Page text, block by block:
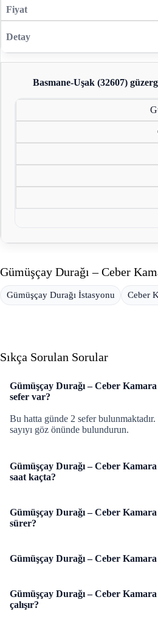
Basmane-Uşak (32607)
Gümüşçay Durağı – Ceber
Gümüşçay Durağı İstasyonu Ceber
Sıkça Sorulan Sorular
Gümüşçay Durağı – Ceber
sefer var?
Bu hatta günde 2 sefer bulunmaktadır.
sayıyı göz önünde bulundurun.
Gümüşçay Durağı – Ceber
saat kaçta?
Gümüşçay Durağı – Ceber
sürer?
Gümüşçay Durağı – Ceber
Gümüşçay Durağı – Ceber
çalışır?